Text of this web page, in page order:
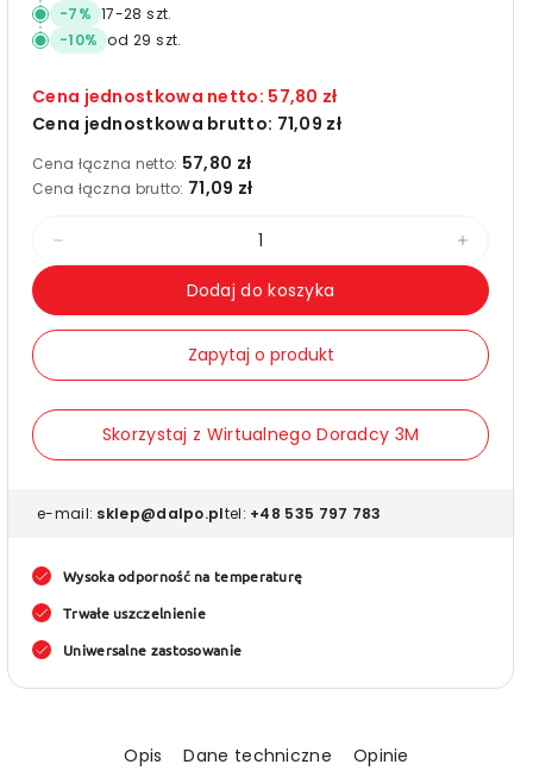
-7% 17-28 szt.
-10% od 29 szt.
Cena jednostkowa netto: 57,80 zł
Cena jednostkowa brutto: 71,09 zł
Cena łączna netto: 57,80 zł
Cena łączna brutto: 71,09 zł
dla
GPH-
160GF
Taśma
szara
rozmiary)
ilość
dla
3M
GPH-
160GF
Dodaj do koszyka
Zapytaj o produkt
Skorzystaj z Wirtualnego Doradcy 3M
e-mail: sklep@dalpo.pltel: +48 535 797 783
Wysoka odporność na temperaturę
Trwałe uszczelnienie
Uniwersalne zastosowanie
Opis Dane techniczne Opinie